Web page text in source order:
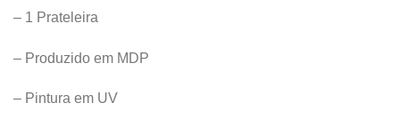
– 1 Prateleira
– Produzido em MDP
– Pintura em UV